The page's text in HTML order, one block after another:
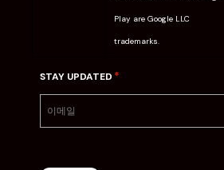
Play are Google LLC
trademarks.
STAY UPDATED *